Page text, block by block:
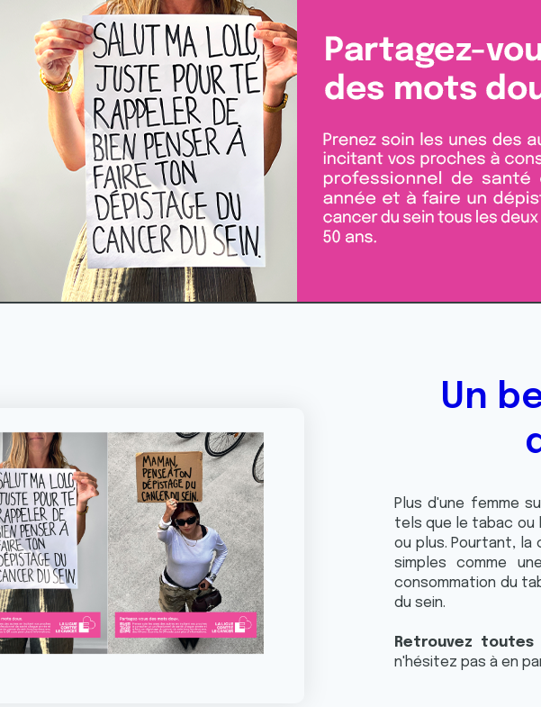
Un
Plus d'une femme
tels que le tabac ou
ou plus. Pourtant,
simples comme
consommation du
du sein.
Retrouvez
n'hésitez pas à en